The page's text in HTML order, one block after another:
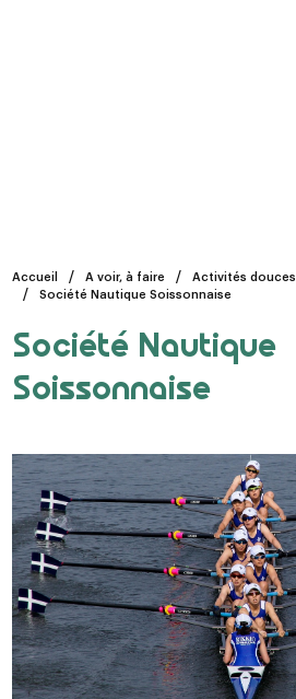
Accueil A voir, à faire Activités douces
Société Nautique Soissonnaise
Société Nautique
Soissonnaise